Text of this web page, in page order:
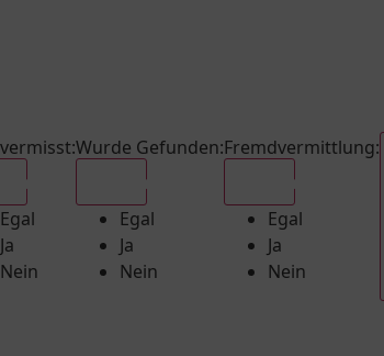
:
Egal
Ja
Nein
Wurde Gefunden:
Egal
Ja
Nein
Fremdvermittlung:
Egal
Ja
Nein